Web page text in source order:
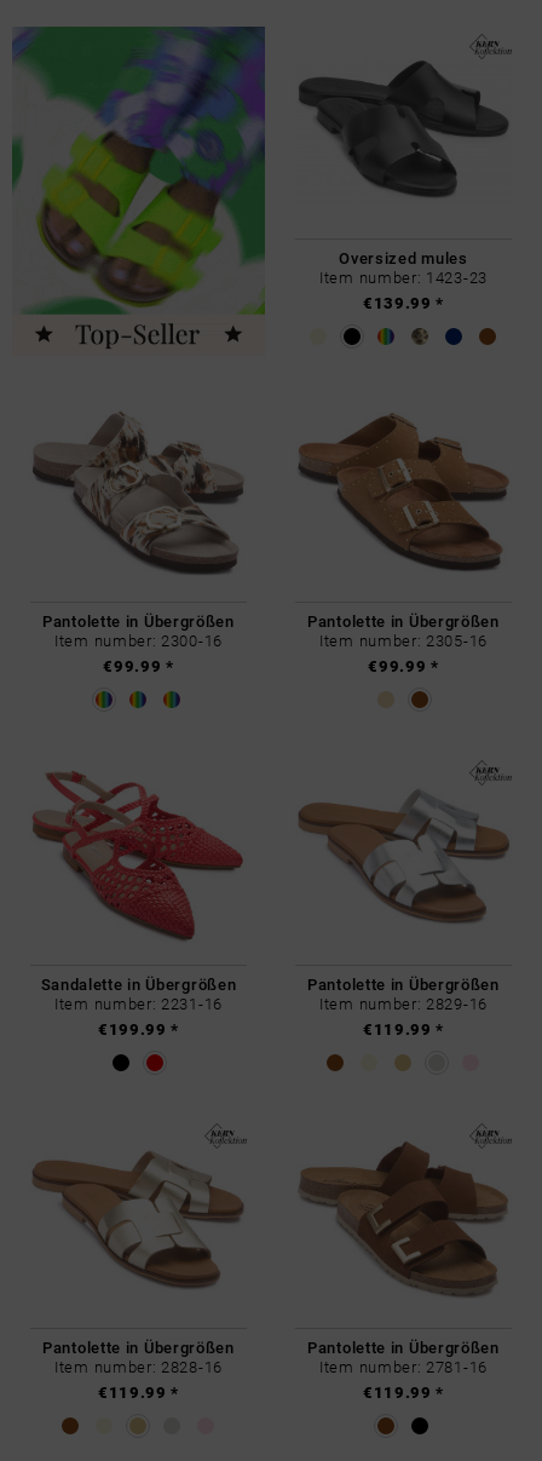
Oversized mules
Item number: 1423-23
€139.99 *
Pantolette in Übergrößen
Item number: 2300-16
€99.99 *
Pantolette in Übergrößen
Item number: 2305-16
€99.99 *
Sandalette in Übergrößen
Item number: 2231-16
€199.99 *
Pantolette in Übergrößen
Item number: 2829-16
€119.99 *
Pantolette in Übergrößen
Item number: 2828-16
€119.99 *
Pantolette in Übergrößen
Item number: 2781-16
€119.99 *